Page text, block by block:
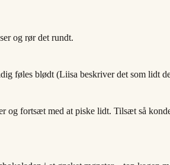
og rør det rundt.
føles blødt (Liisa beskriver det som lidt
og fortsæt med at piske lidt. Tilsæt så